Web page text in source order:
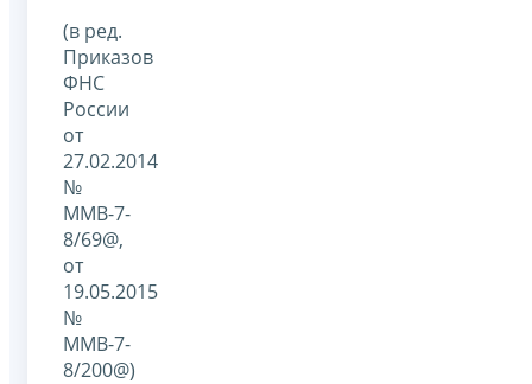
(в ред.
Приказов
ФНС
России
от
27.02.2014
№
ММВ-7-
8/69@,
от
19.05.2015
№
ММВ-7-
8/200@)